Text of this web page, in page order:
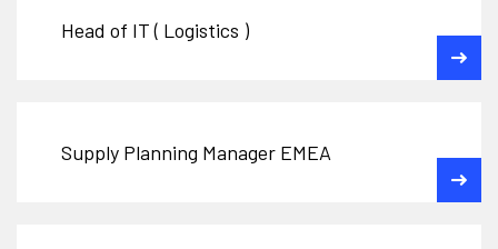
Head of IT ( Logistics )
Supply Planning Manager EMEA